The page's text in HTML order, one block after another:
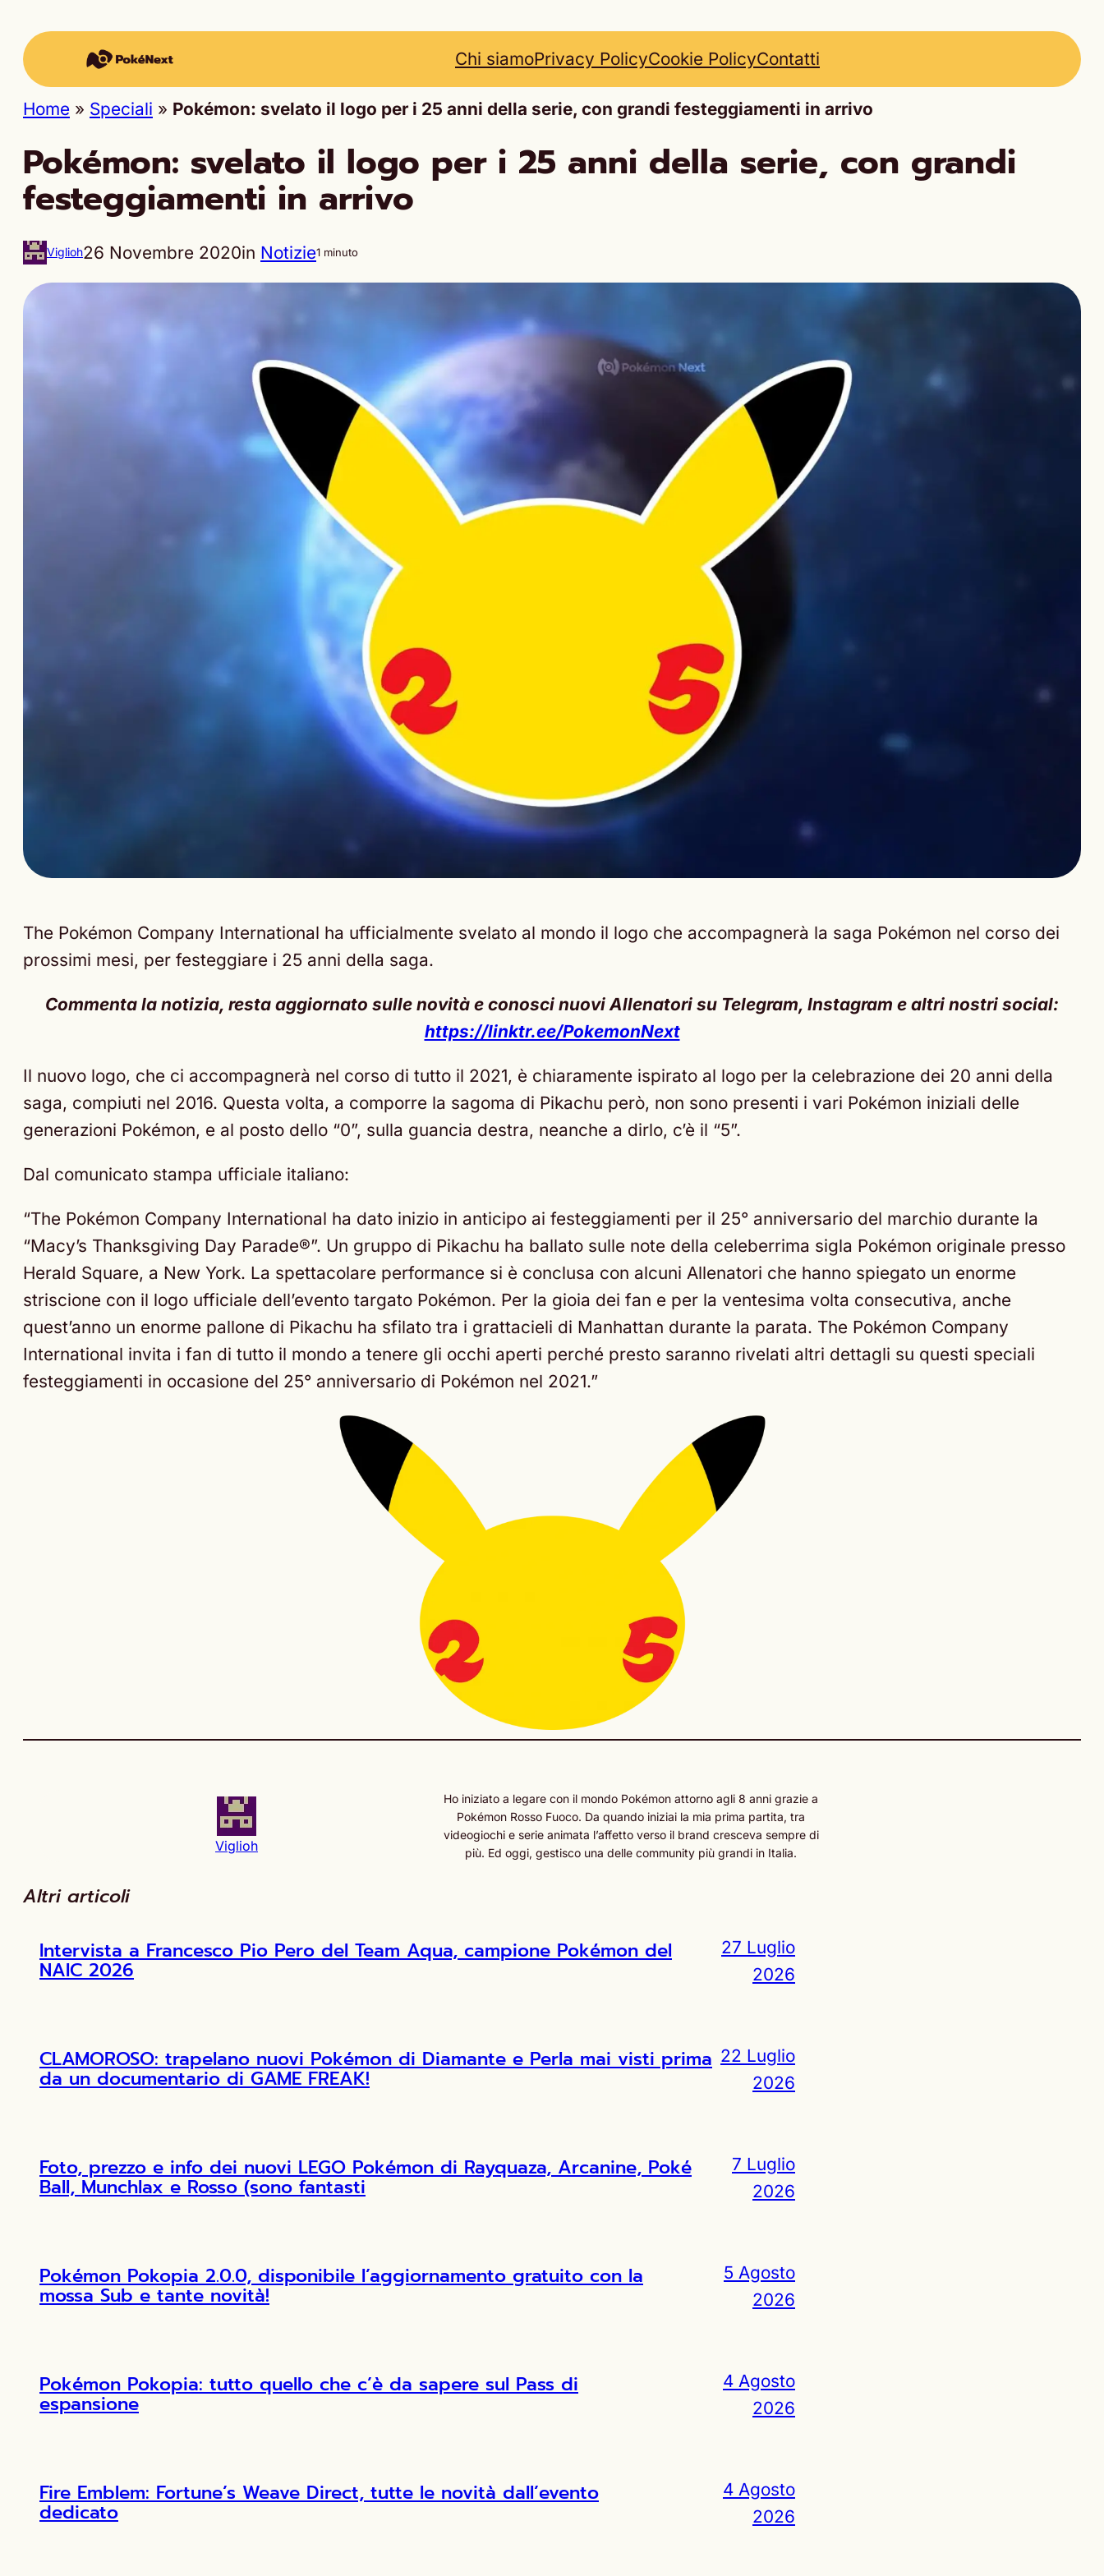
Chi siamoPrivacy PolicyCookie PolicyContatti
Home » Speciali » Pokémon: svelato il logo per i 25 anni della serie, con grandi festeggiamenti in arrivo
Pokémon: svelato il logo per i 25 anni della serie, con grandi
festeggiamenti in arrivo
Viglioh26 Novembre 2020in Notizie1 minuto
The Pokémon Company International ha ufficialmente svelato al mondo il logo che accompagnerà la saga Pokémon nel corso dei
prossimi mesi, per festeggiare i 25 anni della saga.
Commenta la notizia, resta aggiornato sulle novità e conosci nuovi Allenatori su Telegram, Instagram e altri nostri social:
https://linktr.ee/PokemonNext
Il nuovo logo, che ci accompagnerà nel corso di tutto il 2021, è chiaramente ispirato al logo per la celebrazione dei 20 anni della
saga, compiuti nel 2016. Questa volta, a comporre la sagoma di Pikachu però, non sono presenti i vari Pokémon iniziali delle
generazioni Pokémon, e al posto dello “0”, sulla guancia destra, neanche a dirlo, c’è il “5”.
Dal comunicato stampa ufficiale italiano:
“The Pokémon Company International ha dato inizio in anticipo ai festeggiamenti per il 25° anniversario del marchio durante la
“Macy’s Thanksgiving Day Parade®”. Un gruppo di Pikachu ha ballato sulle note della celeberrima sigla Pokémon originale presso
Herald Square, a New York. La spettacolare performance si è conclusa con alcuni Allenatori che hanno spiegato un enorme
striscione con il logo ufficiale dell’evento targato Pokémon. Per la gioia dei fan e per la ventesima volta consecutiva, anche
quest’anno un enorme pallone di Pikachu ha sfilato tra i grattacieli di Manhattan durante la parata. The Pokémon Company
International invita i fan di tutto il mondo a tenere gli occhi aperti perché presto saranno rivelati altri dettagli su questi speciali
festeggiamenti in occasione del 25° anniversario di Pokémon nel 2021.”
Viglioh
Ho iniziato a legare con il mondo Pokémon attorno agli 8 anni grazie a
Pokémon Rosso Fuoco. Da quando iniziai la mia prima partita, tra
videogiochi e serie animata l’affetto verso il brand cresceva sempre di
più. Ed oggi, gestisco una delle community più grandi in Italia.
Altri articoli
Intervista a Francesco Pio Pero del Team Aqua, campione Pokémon del
NAIC 2026
27 Luglio
2026
CLAMOROSO: trapelano nuovi Pokémon di Diamante e Perla mai visti prima
da un documentario di GAME FREAK!
22 Luglio
2026
Foto, prezzo e info dei nuovi LEGO Pokémon di Rayquaza, Arcanine, Poké
Ball, Munchlax e Rosso (sono fantasti
7 Luglio
2026
Pokémon Pokopia 2.0.0, disponibile l’aggiornamento gratuito con la
mossa Sub e tante novità!
5 Agosto
2026
Pokémon Pokopia: tutto quello che c’è da sapere sul Pass di
espansione
4 Agosto
2026
Fire Emblem: Fortune’s Weave Direct, tutte le novità dall’evento
dedicato
4 Agosto
2026